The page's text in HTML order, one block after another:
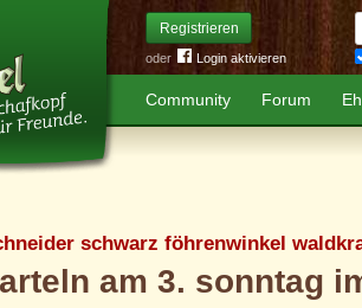
Registrieren
oder Login aktivieren
Community Forum
schwarz föhrenwinkel
am 3. sonntag